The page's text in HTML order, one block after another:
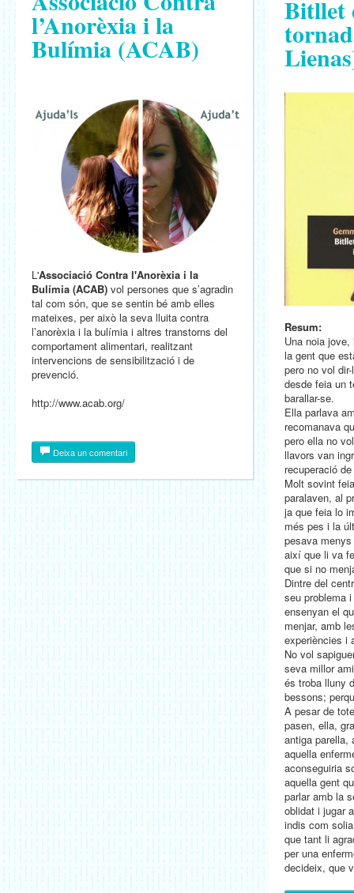
l’Anorèxia i la
Bulímia (ACAB)
L'Associació Contra l'Anorèxia i la
Bulímia (ACAB) vol persones que s’agradin
tal com són, que se sentin bé amb elles
mateixes, per això la seva lluita contra
l’anorèxia i la bulímia i altres transtorns del
comportament alimentari, realitzant
intervencions de sensibilització i de
prevenció.
http://www.acab.org/
Deixa un comentari
Bitllet
Resum:
Una noia
la gent que
pero no vol
desde feia un
barallar-se.
Ella parlava
recomanava
pero ella no
llavors van
recuperació
Molt sovint
paralaven, al
ja que feia lo
més pes i la
pesava
així que li va
que si no
Dintre del
seu problema
ensenyan el
menjar, amb
experiències i
No vol
seva millor
és troba lluny
bessons;
A pesar de
pasen, ella,
antiga parella,
aquella
aconseguiria
aquella gent
parlar amb la
oblidat i jugar
indis com
que tant li
per una
decideix, que